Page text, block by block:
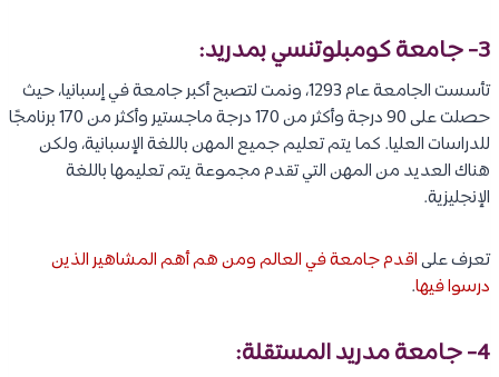
3- جامعة كومبلوتنسي بمدريد:
تأسست الجامعة عام 1293، ونمت لتصبح أكبر جامعة في إسبانيا، حيث
حصلت على 90 درجة وأكثر من 170 درجة ماجستير وأكثر من 170 برنامجًا
للدراسات العليا. كما يتم تعليم جميع المهن باللغة الإسبانية، ولكن
هناك العديد من المهن التي تقدم مجموعة يتم تعليمها باللغة
الإنجليزية.
تعرف علىاقدم جامعة في العالم ومن هم أهم المشاهير الذين
درسوا فيها.
4- جامعة مدريد المستقلة: